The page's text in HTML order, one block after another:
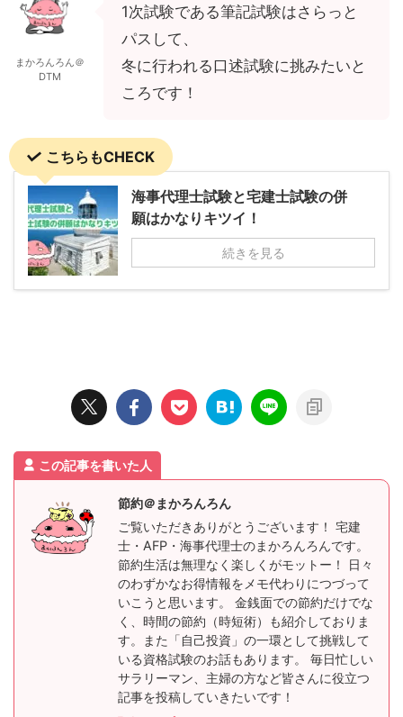
まかろんろん＠
DTM
1次試験である筆記試験はさらっと
パスして、
冬に行われる口述試験に挑みたいと
ころです！
こちらもCHECK
海事代理士試験と宅建士試験の併
願はかなりキツイ！
続きを見る
この記事を書いた人
節約＠まかろんろん
ご覧いただきありがとうございます！ 宅建
士・AFP・海事代理士のまかろんろんです。
節約生活は無理なく楽しくがモットー！ 日々
のわずかなお得情報をメモ代わりにつづって
いこうと思います。 金銭面での節約だけでな
く、時間の節約（時短術）も紹介しておりま
す。また「自己投資」の一環として挑戦して
いる資格試験のお話もあります。 毎日忙しい
サラリーマン、主婦の方など皆さんに役立つ
記事を投稿していきたいです！